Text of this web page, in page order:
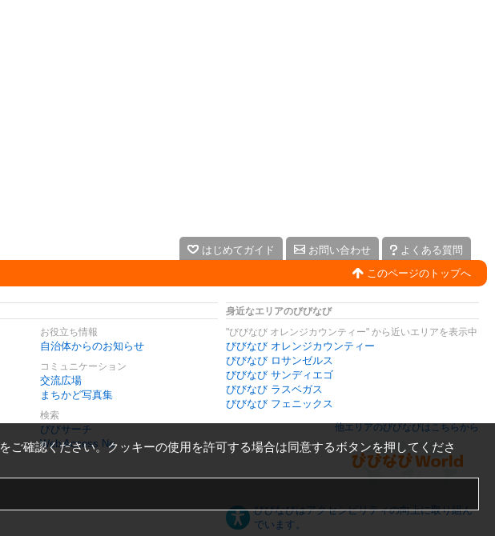
はじめてガイド お問い合わせ
よくある質問
このページのトップへ
お役立ち情報
自治体からのお知らせ
コミュニケーション
交流広場
まちかど写真集
検索
びびサーチ
Web Access No.
身近なエリアのびびなび
"びびなび オレンジカウンティー" から近いエリアを表示中
びびなび オレンジカウンティー
びびなび ロサンゼルス
びびなび サンディエゴ
びびなび ラスベガス
びびなび フェニックス
他エリアのびびなびはこちらから
びびなびはアクセシビリティの向上に取り組ん
でいます。
をご確認ください。クッキーの使用を許可する場合は同意するボタンを押してくださ